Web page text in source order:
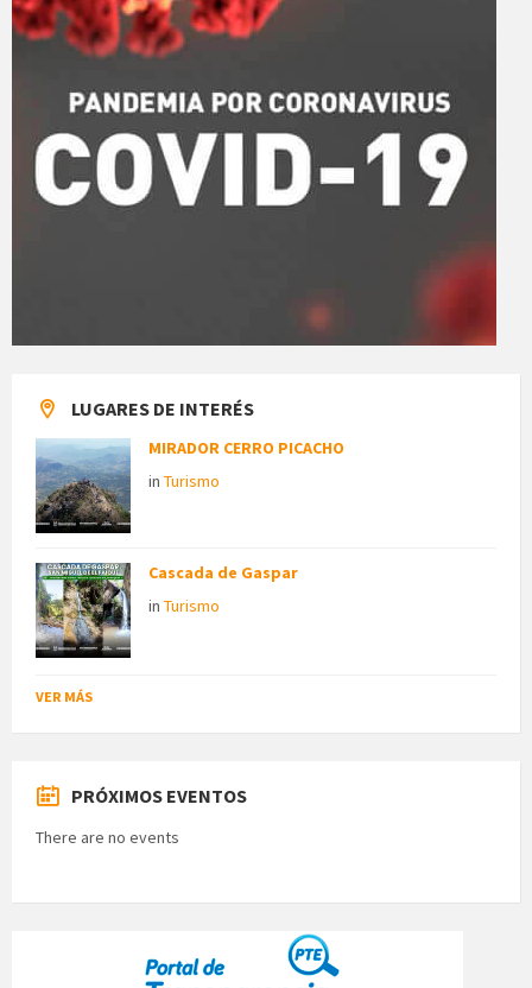
LUGARES DE INTERÉS
MIRADOR CERRO PICACHO
in Turismo
Cascada de Gaspar
in Turismo
VER MÁS
PRÓXIMOS EVENTOS
There are no events